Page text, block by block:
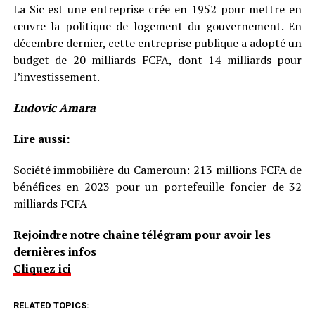
La Sic est une entreprise crée en 1952 pour mettre en
œuvre la politique de logement du gouvernement. En
décembre dernier, cette entreprise publique a adopté un
budget de 20 milliards FCFA, dont 14 milliards pour
l’investissement.
Ludovic Amara
Lire aussi:
Société immobilière du Cameroun: 213 millions FCFA de
bénéfices en 2023 pour un portefeuille foncier de 32
milliards FCFA
Rejoindre notre chaîne télégram pour avoir les
dernières infos
Cliquez ici
RELATED TOPICS: